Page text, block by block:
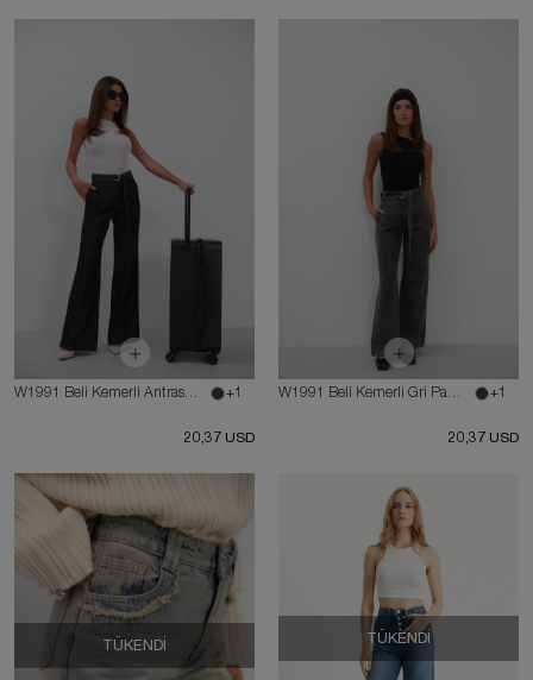
W1991 Beli Kemerli Antrasit Palazzo Wide Leg Kot Pantolon +1
20,37 USD
W1991 Beli Kemerli Gri Palazzo Wide Leg Kot Pantolon +1
20,37 USD
TÜKENDI TÜKENDI